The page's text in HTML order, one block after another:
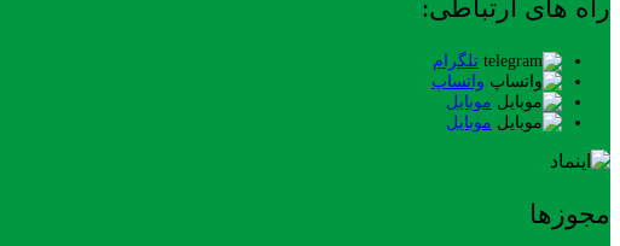
راه های ارتباطی:
تلگرام
واتساپ
موبایل
موبایل
مجوزها